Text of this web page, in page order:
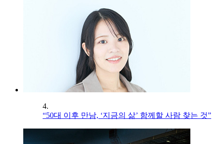
4.
“50대 이후 만남, ‘지금의 삶’ 함께할 사람 찾는 것”